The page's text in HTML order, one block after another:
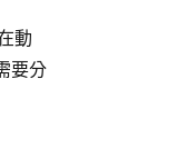
動
要分